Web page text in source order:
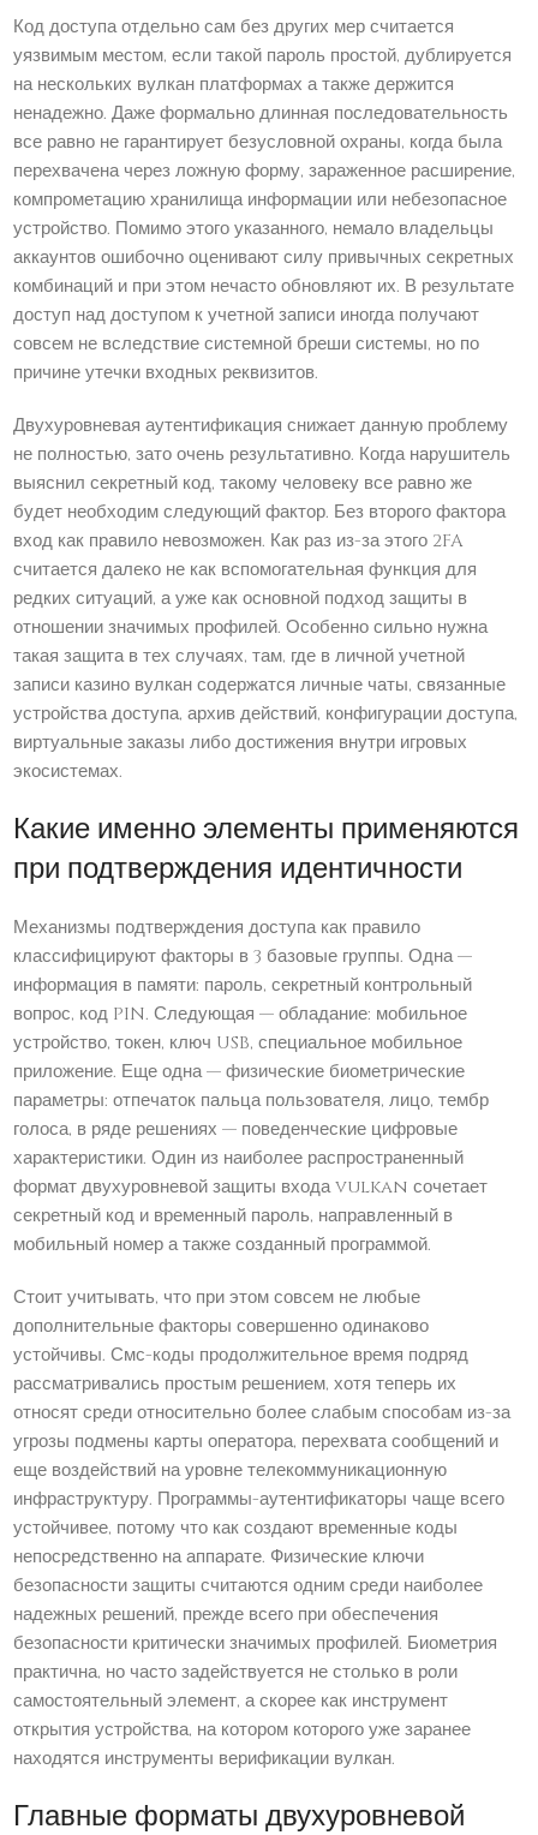
Код доступа отдельно сам без других мер считается
уязвимым местом, если такой пароль простой, дублируется
на нескольких вулкан платформах а также держится
ненадежно. Даже формально длинная последовательность
все равно не гарантирует безусловной охраны, когда была
перехвачена через ложную форму, зараженное расширение,
компрометацию хранилища информации или небезопасное
устройство. Помимо этого указанного, немало владельцы
аккаунтов ошибочно оценивают силу привычных секретных
комбинаций и при этом нечасто обновляют их. В результате
доступ над доступом к учетной записи иногда получают
совсем не вследствие системной бреши системы, но по
причине утечки входных реквизитов.
Двухуровневая аутентификация снижает данную проблему
не полностью, зато очень результативно. Когда нарушитель
выяснил секретный код, такому человеку все равно же
будет необходим следующий фактор. Без второго фактора
вход как правило невозможен. Как раз из-за этого 2FA
считается далеко не как вспомогательная функция для
редких ситуаций, а уже как основной подход защиты в
отношении значимых профилей. Особенно сильно нужна
такая защита в тех случаях, там, где в личной учетной
записи казино вулкан содержатся личные чаты, связанные
устройства доступа, архив действий, конфигурации доступа,
виртуальные заказы либо достижения внутри игровых
экосистемах.
Какие именно элементы применяются
при подтверждения идентичности
Механизмы подтверждения доступа как правило
классифицируют факторы в 3 базовые группы. Одна —
информация в памяти: пароль, секретный контрольный
вопрос, код PIN. Следующая — обладание: мобильное
устройство, токен, ключ USB, специальное мобильное
приложение. Еще одна — физические биометрические
параметры: отпечаток пальца пользователя, лицо, тембр
голоса, в ряде решениях — поведенческие цифровые
характеристики. Один из наиболее распространенный
формат двухуровневой защиты входа vulkan сочетает
секретный код и временный пароль, направленный в
мобильный номер а также созданный программой.
Стоит учитывать, что при этом совсем не любые
дополнительные факторы совершенно одинаково
устойчивы. Смс-коды продолжительное время подряд
рассматривались простым решением, хотя теперь их
относят среди относительно более слабым способам из-за
угрозы подмены карты оператора, перехвата сообщений и
еще воздействий на уровне телекоммуникационную
инфраструктуру. Программы-аутентификаторы чаще всего
устойчивее, потому что как создают временные коды
непосредственно на аппарате. Физические ключи
безопасности защиты считаются одним среди наиболее
надежных решений, прежде всего при обеспечения
безопасности критически значимых профилей. Биометрия
практична, но часто задействуется не столько в роли
самостоятельный элемент, а скорее как инструмент
открытия устройства, на котором которого уже заранее
находятся инструменты верификации вулкан.
Главные форматы двухуровневой